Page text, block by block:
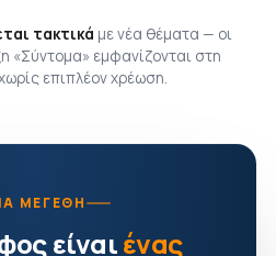
τακτικά με νέα θέματα — οι
«Σύντομα» εμφανίζονται στη
επιπλέον χρέωση.
ΜΕΓΈΘΗ
είναιένας